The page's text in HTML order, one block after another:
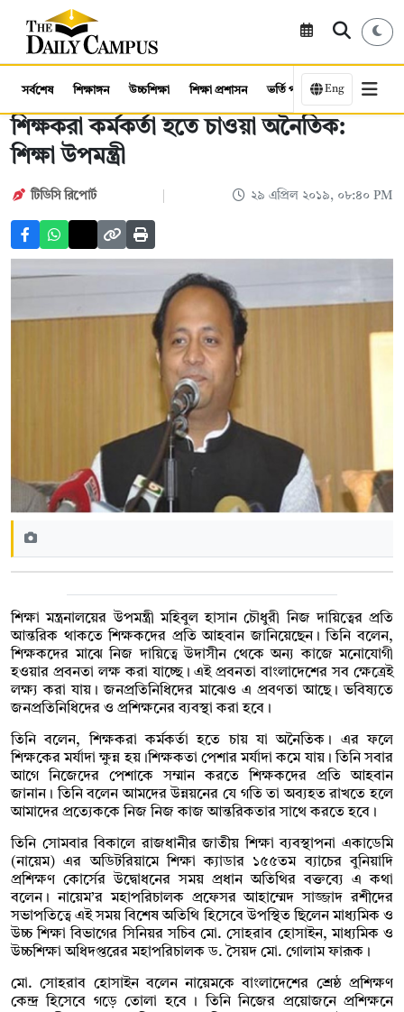
সর্বশেষ শিক্ষাঙ্গন উচ্চশিক্ষা শিক্ষা প্রশাসন ভর্তি পরীক্ষা কর্মসংস্থান
Eng
শিক্ষকরা কর্মকর্তা হতে চাওয়া অনৈতিক:
শিক্ষা উপমন্ত্রী
টিডিসি রিপোর্ট ২৯ এপ্রিল ২০১৯, ০৮:৪০ PM
শিক্ষা মন্ত্রনালয়ের উপমন্ত্রী মহিবুল হাসান চৌধুরী নিজ দায়িত্বের প্রতি
আন্তরিক থাকতে শিক্ষকদের প্রতি আহবান জানিয়েছেন। তিনি বলেন,
শিক্ষকদের মাঝে নিজ দায়িত্বে উদাসীন থেকে অন্য কাজে মনোযোগী
হওয়ার প্রবনতা লক্ষ করা যাচ্ছে। এই প্রবনতা বাংলাদেশের সব ক্ষেত্রেই
লক্ষ্য করা যায়। জনপ্রতিনিধিদের মাঝেও এ প্রবণতা আছে। ভবিষ্যতে
জনপ্রতিনিধিদের ও প্রশিক্ষনের ব্যবস্থা করা হবে।
তিনি বলেন, শিক্ষকরা কর্মকর্তা হতে চায় যা অনৈতিক। এর ফলে
শিক্ষকের মর্যাদা ক্ষুন্ন হয়।শিক্ষকতা পেশার মর্যাদা কমে যায়। তিনি সবার
আগে নিজেদের পেশাকে সম্মান করতে শিক্ষকদের প্রতি আহবান
জানান। তিনি বলেন আমদের উন্নয়নের যে গতি তা অব্যহত রাখতে হলে
আমাদের প্রত্যেককে নিজ নিজ কাজ আন্তরিকতার সাথে করতে হবে।
তিনি সোমবার বিকালে রাজধানীর জাতীয় শিক্ষা ব্যবস্থাপনা একাডেমি
(নায়েম) এর অডিটরিয়ামে শিক্ষা ক্যাডার ১৫৫তম ব্যাচের বুনিয়াদি
প্রশিক্ষণ কোর্সের উদ্বোধনের সময় প্রধান অতিথির বক্তব্যে এ কথা
বলেন। নায়েম’র মহাপরিচালক প্রফেসর আহাম্মেদ সাজ্জাদ রশীদের
সভাপতিত্বে এই সময় বিশেষ অতিথি হিসেবে উপস্থিত ছিলেন মাধ্যমিক ও
উচ্চ শিক্ষা বিভাগের সিনিয়র সচিব মো. সোহরাব হোসাইন, মাধ্যমিক ও
উচ্চশিক্ষা অধিদপ্তরের মহাপরিচালক ড. সৈয়দ মো. গোলাম ফারূক।
মো. সোহরাব হোসাইন বলেন নায়েমকে বাংলাদেশের শ্রেষ্ঠ প্রশিক্ষণ
কেন্দ্র হিসেবে গড়ে তোলা হবে । তিনি নিজের প্রয়োজনে প্রশিক্ষনে